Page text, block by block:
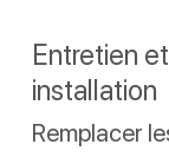
Entretien
installation
Remplacer